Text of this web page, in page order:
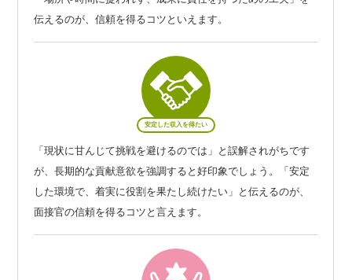
伝えるのが、信頼を得るコツといえます。
安定した収入を得たい
「現状に甘んじて挑戦を避けるのでは」と誤解されがちです
が、長期的な貢献意欲を強調すると好印象でしょう。「安定
した環境で、着実に役割を果たし続けたい」と伝えるのが、
面接官の信頼を得るコツと言えます。